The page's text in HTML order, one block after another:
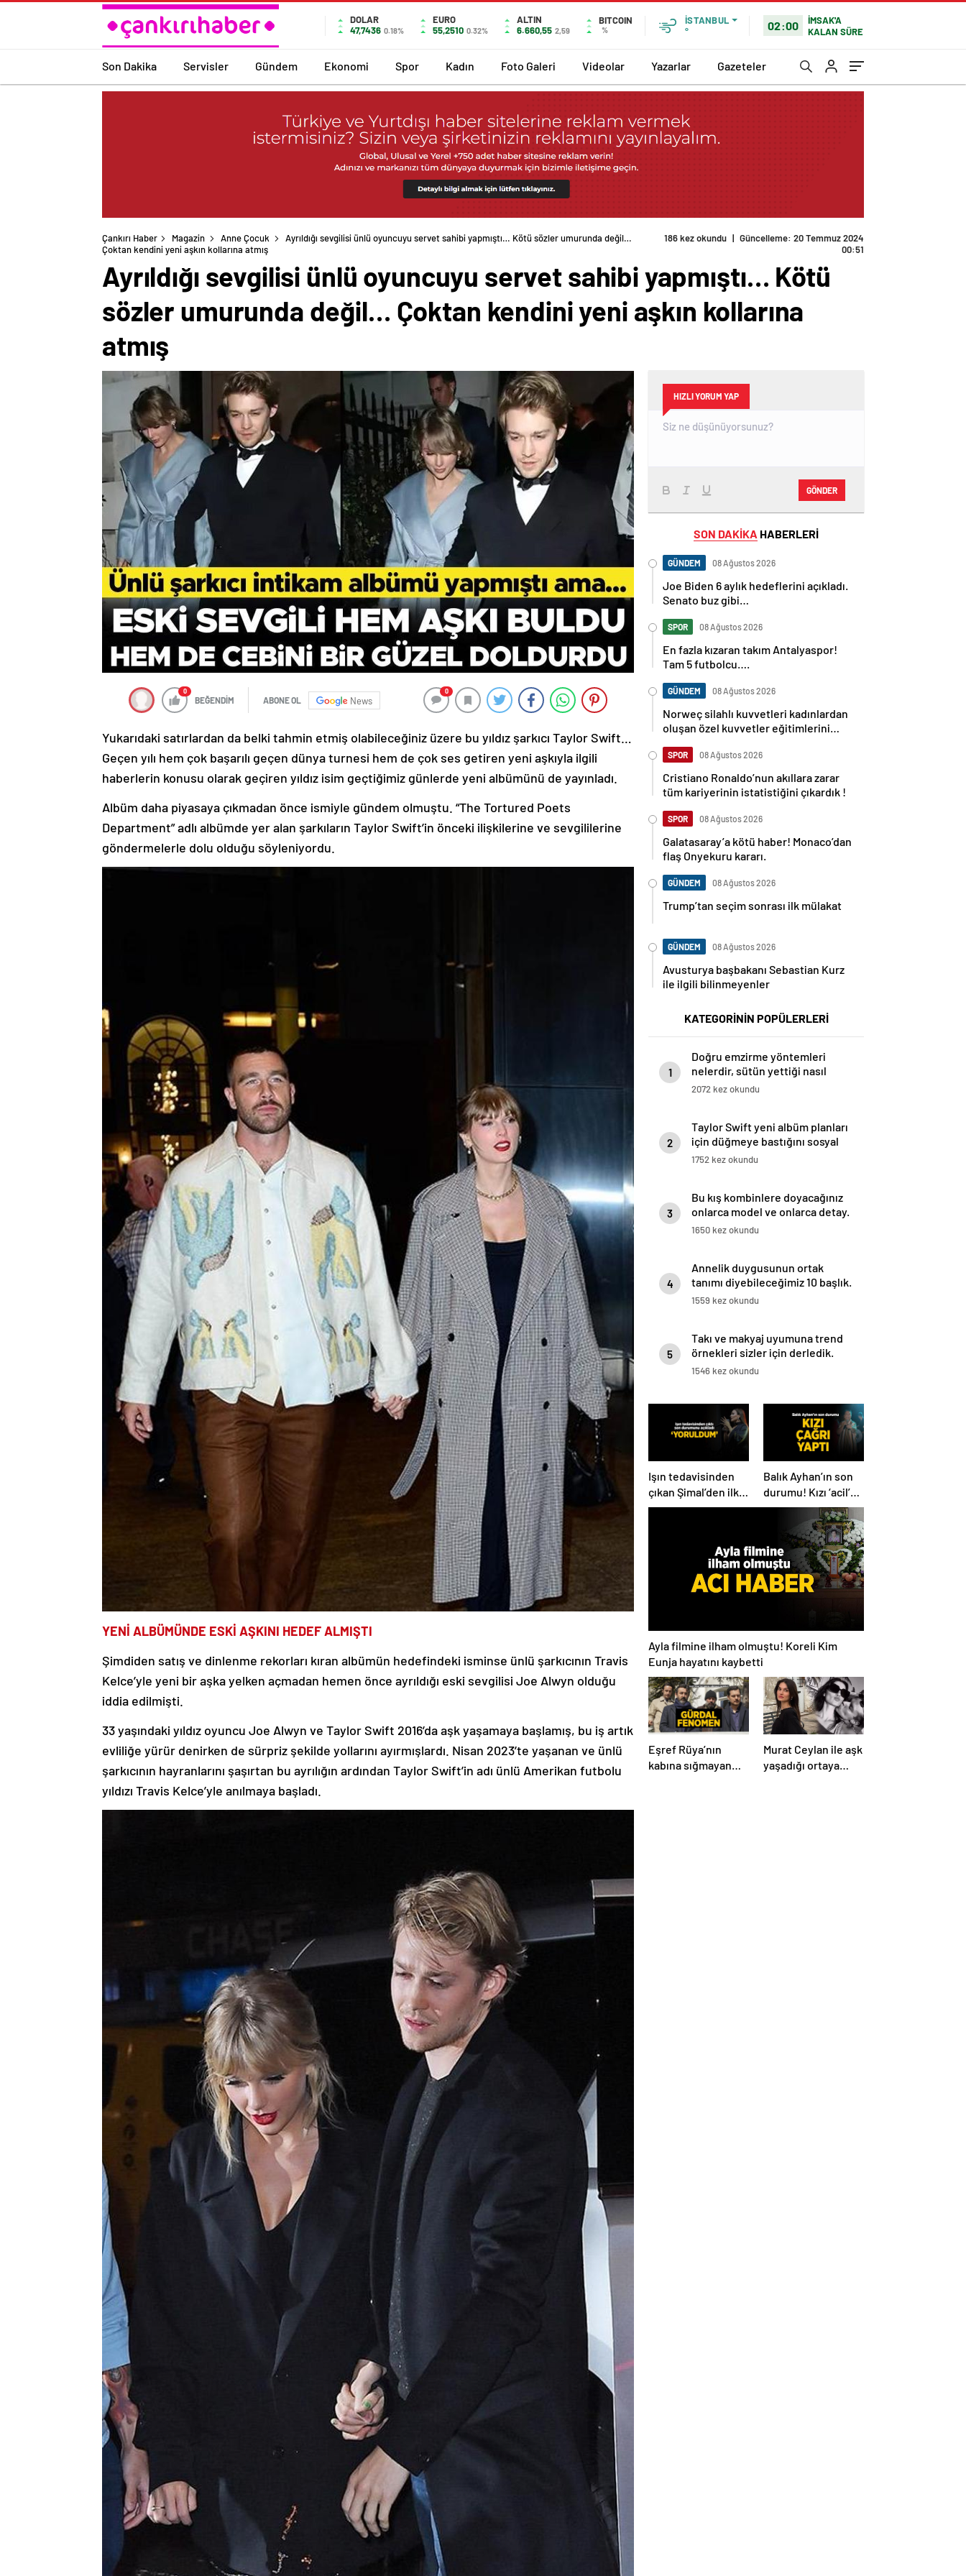
DOLAR
47,7436 0.18%
EURO
55,2510 0.32%
ALTIN
6.660,55 2,59
BITCOIN
%
İSTANBUL
°
02:00
İMSAK'A
KALAN SÜRE
Son Dakika Servisler Gündem Ekonomi Spor Kadın Foto Galeri Videolar Yazarlar Gazeteler
Çankırı Haber Magazin Anne Çocuk
Ayrıldığı sevgilisi ünlü oyuncuyu servet sahibi yapmıştı… Kötü sözler umurunda değil…
Çoktan kendini yeni aşkın kollarına atmış
186 kez okundu | Güncelleme: 20 Temmuz 2024
00:51
Ayrıldığı sevgilisi ünlü oyuncuyu servet sahibi yapmıştı… Kötü
sözler umurunda değil… Çoktan kendini yeni aşkın kollarına
atmış
0
BEĞENDİM ABONE OL News
0
Yukarıdaki satırlardan da belki tahmin etmiş olabileceğiniz üzere bu yıldız şarkıcı Taylor Swift…
Geçen yılı hem çok başarılı geçen dünya turnesi hem de çok ses getiren yeni aşkıyla ilgili
haberlerin konusu olarak geçiren yıldız isim geçtiğimiz günlerde yeni albümünü de yayınladı.
Albüm daha piyasaya çıkmadan önce ismiyle gündem olmuştu. “The Tortured Poets
Department” adlı albümde yer alan şarkıların Taylor Swift’in önceki ilişkilerine ve sevgililerine
göndermelerle dolu olduğu söyleniyordu.
YENİ ALBÜMÜNDE ESKİ AŞKINI HEDEF ALMIŞTI
Şimdiden satış ve dinlenme rekorları kıran albümün hedefindeki isminse ünlü şarkıcının Travis
Kelce’yle yeni bir aşka yelken açmadan hemen önce ayrıldığı eski sevgilisi Joe Alwyn olduğu
iddia edilmişti.
33 yaşındaki yıldız oyuncu Joe Alwyn ve Taylor Swift 2016’da aşk yaşamaya başlamış, bu iş artık
evliliğe yürür denirken de sürpriz şekilde yollarını ayırmışlardı. Nisan 2023’te yaşanan ve ünlü
şarkıcının hayranlarını şaşırtan bu ayrılığın ardından Taylor Swift’in adı ünlü Amerikan futbolu
yıldızı Travis Kelce’yle anılmaya başladı.
HIZLI YORUM YAP
GÖNDER
SON DAKİKA HABERLERİ
GÜNDEM 08 Ağustos 2026
Joe Biden 6 aylık hedeflerini açıkladı.
Senato buz gibi…
SPOR 08 Ağustos 2026
En fazla kızaran takım Antalyaspor!
Tam 5 futbolcu….
GÜNDEM 08 Ağustos 2026
Norweç silahlı kuvvetleri kadınlardan
oluşan özel kuvvetler eğitimlerini
SPOR 08 Ağustos 2026
Cristiano Ronaldo’nun akıllara zarar
tüm kariyerinin istatistiğini çıkardık !
SPOR 08 Ağustos 2026
Galatasaray’a kötü haber! Monaco’dan
flaş Onyekuru kararı.
GÜNDEM 08 Ağustos 2026
Trump’tan seçim sonrası ilk mülakat
GÜNDEM 08 Ağustos 2026
Avusturya başbakanı Sebastian Kurz
ile ilgili bilinmeyenler
KATEGORİNİN POPÜLERLERİ
1
Doğru emzirme yöntemleri
nelerdir, sütün yettiği nasıl
anlaşılır?
2072 kez okundu
2
Taylor Swift yeni albüm planları
için düğmeye bastığını sosyal
medyadan duyurdu!
1752 kez okundu
3
Bu kış kombinlere doyacağınız
onlarca model ve onlarca detay.
1650 kez okundu
4
Annelik duygusunun ortak
tanımı diyebileceğimiz 10 başlık.
1559 kez okundu
5
Takı ve makyaj uyumuna trend
örnekleri sizler için derledik.
1546 kez okundu
Işın tedavisinden
çıkan Şimal’den ilk
açıklama! ‘Ben çok
Balık Ayhan’ın son
durumu! Kızı ‘acil’
diyerek paylaştı
Ayla filmine ilham olmuştu! Koreli Kim
Eunja hayatını kaybetti
Eşref Rüya’nın
kabına sığmayan
Murat Ceylan ile aşk
yaşadığı ortaya